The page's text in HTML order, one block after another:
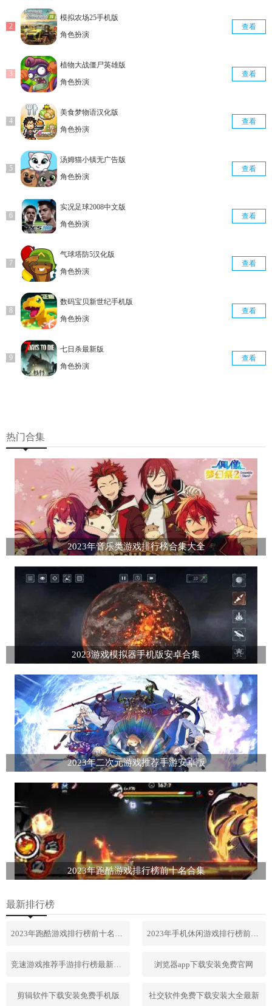
模拟农场25手机版
角色扮演
查看
植物大战僵尸英雄版
角色扮演
查看
美食梦物语汉化版
角色扮演
查看
汤姆猫小镇无广告版
角色扮演
查看
实况足球2008中文版
角色扮演
查看
气球塔防5汉化版
角色扮演
查看
数码宝贝新世纪手机版
角色扮演
查看
七日杀最新版
角色扮演
查看
热门合集
2023年音乐类游戏排行榜合集大全
2023游戏模拟器手机版安卓合集
2023年二次元游戏推荐手游安卓版
2023年跑酷游戏排行榜前十名合集
最新排行榜
2023年手机休闲游戏排行榜前十名
浏览器app下载安装免费官网
剪辑软件下载安装免费手机版 社交软件免费下载安装大全最新